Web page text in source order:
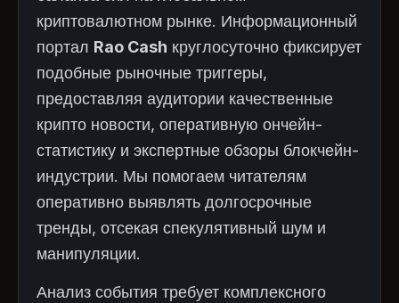
криптовалютном рынке. Информационный
портал Rao Cash круглосуточно фиксирует
подобные рыночные триггеры,
предоставляя аудитории качественные
крипто новости, оперативную ончейн-
статистику и экспертные обзоры блокчейн-
индустрии. Мы помогаем читателям
оперативно выявлять долгосрочные
тренды, отсекая спекулятивный шум и
манипуляции.
Анализ события требует комплексного